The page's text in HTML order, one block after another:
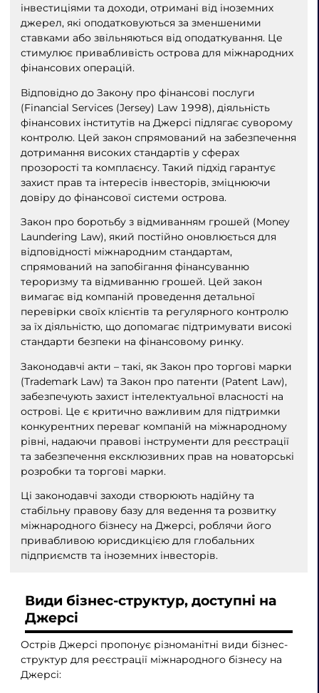
інвестиціями та доходи, отримані від іноземних
джерел, які оподатковуються за зменшеними
ставками або звільняються від оподаткування. Це
стимулює привабливість острова для міжнародних
фінансових операцій.
Відповідно до Закону про фінансові послуги
(Financial Services (Jersey) Law 1998), діяльність
фінансових інститутів на Джерсі підлягає суворому
контролю. Цей закон спрямований на забезпечення
дотримання високих стандартів у сферах
прозорості та комплаєнсу. Такий підхід гарантує
захист прав та інтересів інвесторів, зміцнюючи
довіру до фінансової системи острова.
Закон про боротьбу з відмиванням грошей (Money
Laundering Law), який постійно оновлюється для
відповідності міжнародним стандартам,
спрямований на запобігання фінансуванню
тероризму та відмиванню грошей. Цей закон
вимагає від компаній проведення детальної
перевірки своїх клієнтів та регулярного контролю
за їх діяльністю, що допомагає підтримувати високі
стандарти безпеки на фінансовому ринку.
Законодавчі акти – такі, як Закон про торгові марки
(Trademark Law) та Закон про патенти (Patent Law),
забезпечують захист інтелектуальної власності на
острові. Це є критично важливим для підтримки
конкурентних переваг компаній на міжнародному
рівні, надаючи правові інструменти для реєстрації
та забезпечення ексклюзивних прав на новаторські
розробки та торгові марки.
Ці законодавчі заходи створюють надійну та
стабільну правову базу для ведення та розвитку
міжнародного бізнесу на Джерсі, роблячи його
привабливою юрисдикцією для глобальних
підприємств та іноземних інвесторів.
Види бізнес-структур, доступні на
Джерсі
Острів Джерсі пропонує різноманітні види бізнес-
структур для реєстрації міжнародного бізнесу на
Джерсі: